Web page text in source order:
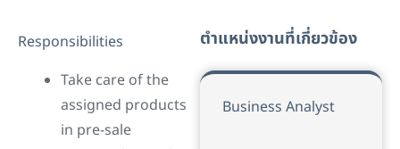
Responsibilities
Take care of the
assigned products
in pre-sale
ตำแหน่งงานที่เกี่ยวข้อง
Business Analyst